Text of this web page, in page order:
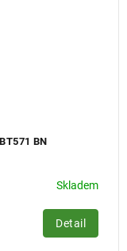
BN
Skladem
Detail